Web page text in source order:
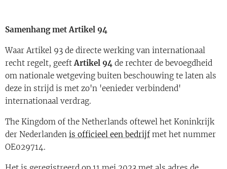
Samenhang met Artikel 94
Waar Artikel 93 de directe werking van internationaal
recht regelt, geeftArtikel 94 de rechter de bevoegdheid
om nationale wetgeving buiten beschouwing te laten als
deze in strijd is met zo'n 'eenieder verbindend'
internationaal verdrag.
The Kingdom of the Netherlands oftewel het Koninkrijk
der Nederlanden is officieel een bedrijf met het nummer
OE029714.